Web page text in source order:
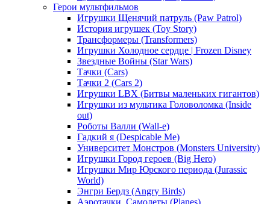
Герои мультфильмов
Игрушки Щенячий патруль (Paw Patrol)
История игрушек (Toy Story)
Трансформеры (Transformers)
Игрушки Холодное сердце | Frozen Disney
Звездные Войны (Star Wars)
Тачки (Cars)
Тачки 2 (Cars 2)
Игрушки LBX (Битвы маленьких гигантов)
Игрушки из мультика Головоломка (Inside
out)
Роботы Валли (Wall-e)
Гадкий я (Despicable Me)
Университет Монстров (Monsters University)
Игрушки Город героев (Big Hero)
Игрушки Мир Юрского периода (Jurassic
World)
Энгри Бердз (Angry Birds)